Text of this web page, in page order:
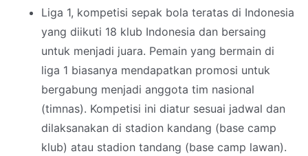
Liga 1, kompetisi sepak bola teratas di Indonesia
yang diikuti 18 klub Indonesia dan bersaing
untuk menjadi juara. Pemain yang bermain di
liga 1 biasanya mendapatkan promosi untuk
bergabung menjadi anggota tim nasional
(timnas). Kompetisi ini diatur sesuai jadwal dan
dilaksanakan di stadion kandang (base camp
klub) atau stadion tandang (base camp lawan).